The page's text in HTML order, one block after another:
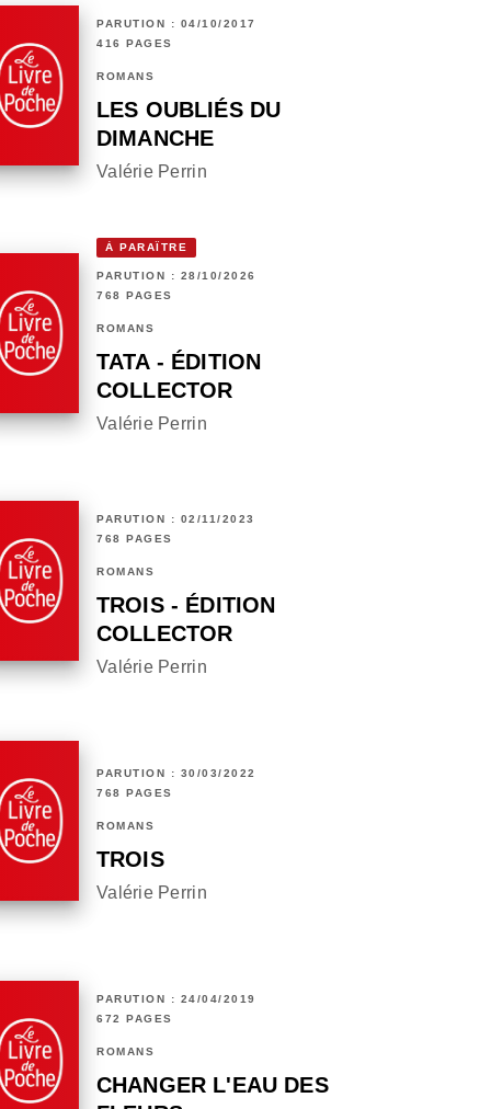
PARUTION : 04/10/2017
416 PAGES
ROMANS
LES OUBLIÉS DU
DIMANCHE
Valérie Perrin
À PARAÎTRE
PARUTION : 28/10/2026
768 PAGES
ROMANS
TATA - ÉDITION
COLLECTOR
Valérie Perrin
PARUTION : 02/11/2023
768 PAGES
ROMANS
TROIS - ÉDITION
COLLECTOR
Valérie Perrin
PARUTION : 30/03/2022
768 PAGES
ROMANS
TROIS
Valérie Perrin
PARUTION : 24/04/2019
672 PAGES
ROMANS
CHANGER L'EAU DES